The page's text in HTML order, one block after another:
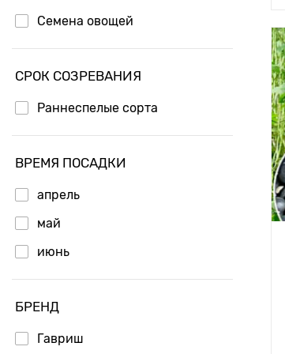
Семена овощей
СРОК СОЗРЕВАНИЯ
Раннеспелые сорта
ВРЕМЯ ПОСАДКИ
апрель
май
июнь
БРЕНД
Гавриш